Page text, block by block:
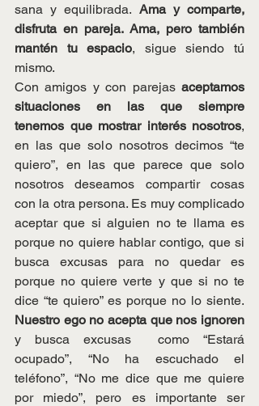
sana y equilibrada. Ama y comparte,
disfruta en pareja. Ama, pero también
mantén tu espacio, sigue siendo tú
mismo.
Con amigos y con parejas aceptamos
situaciones en las que siempre
tenemos que mostrar interés nosotros,
en las que solo nosotros decimos “te
quiero”, en las que parece que solo
nosotros deseamos compartir cosas
con la otra persona. Es muy complicado
aceptar que si alguien no te llama es
porque no quiere hablar contigo, que si
busca excusas para no quedar es
porque no quiere verte y que si no te
Nuestro ego no acepta que nos ignoren
y busca excusas  como “Estará
ocupado”, “No ha escuchado el
teléfono”, “No me dice que me quiere
por miedo”, pero es importante ser